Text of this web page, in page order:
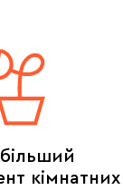
кімнатних